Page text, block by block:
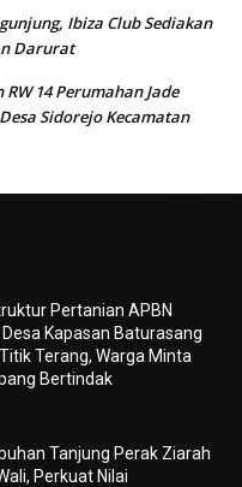
Ibiza Club Sediakan
Darurat
14 Perumahan Jade
Sidorejo Kecamatan
Pertanian APBN
Kapasan Baturasang
Terang, Warga Minta
Bertindak
Tanjung Perak Ziarah
Perkuat Nilai